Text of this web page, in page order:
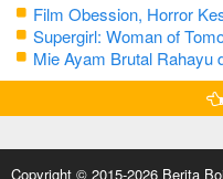
Film Obession, Horror
Supergirl: Woman of
dalam Narasi Generik
Mie Ayam Brutal Rahayu
Kuliner dengan Banyak
Copyright © 2015-2026 Berita